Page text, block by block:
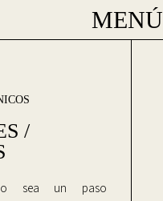
MENÚ
/
sea un paso